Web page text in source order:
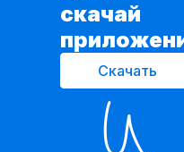
cкачай
Скачать